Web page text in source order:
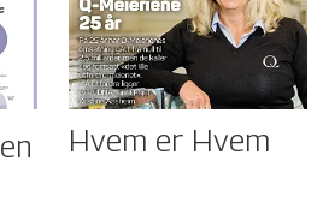
Hvem er Hvem